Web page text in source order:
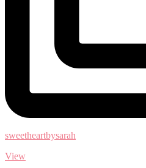
sweetheartbysarah
View